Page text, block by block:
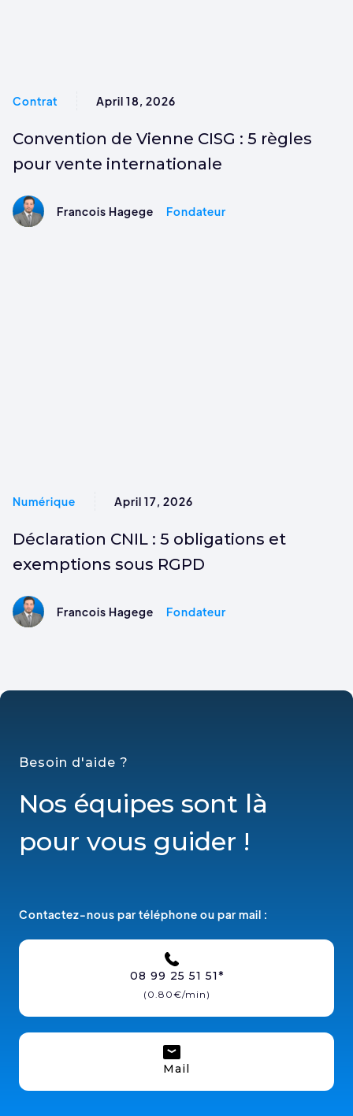
Contrat April 18, 2026
Convention de Vienne CISG : 5 règles
pour vente internationale
Francois Hagege Fondateur
Numérique April 17, 2026
Déclaration CNIL : 5 obligations et
exemptions sous RGPD
Francois Hagege Fondateur
Besoin d'aide ?
Nos équipes sont là
pour vous guider !
Contactez-nous par téléphone ou par mail :
08 99 25 51 51*
(0.80€/min)
Mail